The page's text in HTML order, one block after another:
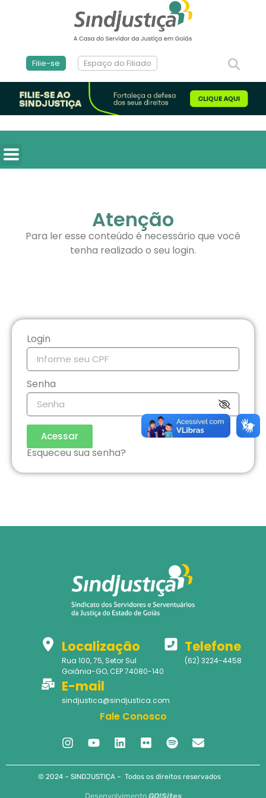
Filie-se Espaço do Filiado
Atenção
Para ler esse conteúdo é necessário que você
tenha realizado o seu login.
Login
Senha
Acessar
Esqueceu sua senha?
Localização
Rua 100, 75, Setor Sul
Goiânia-GO, CEP 74080-140
Telefone
(62) 3224-4458
E-mail
sindjustica@sindjustica.com
Fale Conosco
© 2024 – SINDJUSTIÇA – Todos os direitos reservados
Desenvolvimento GO!Sites